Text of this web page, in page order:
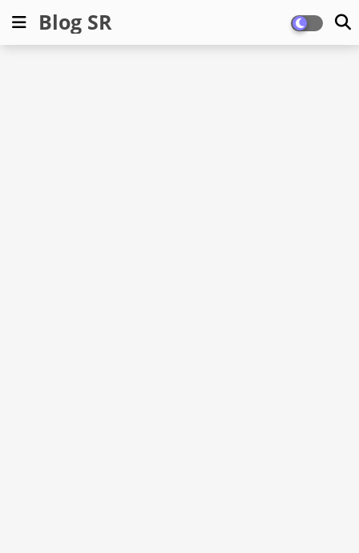
Blog SR